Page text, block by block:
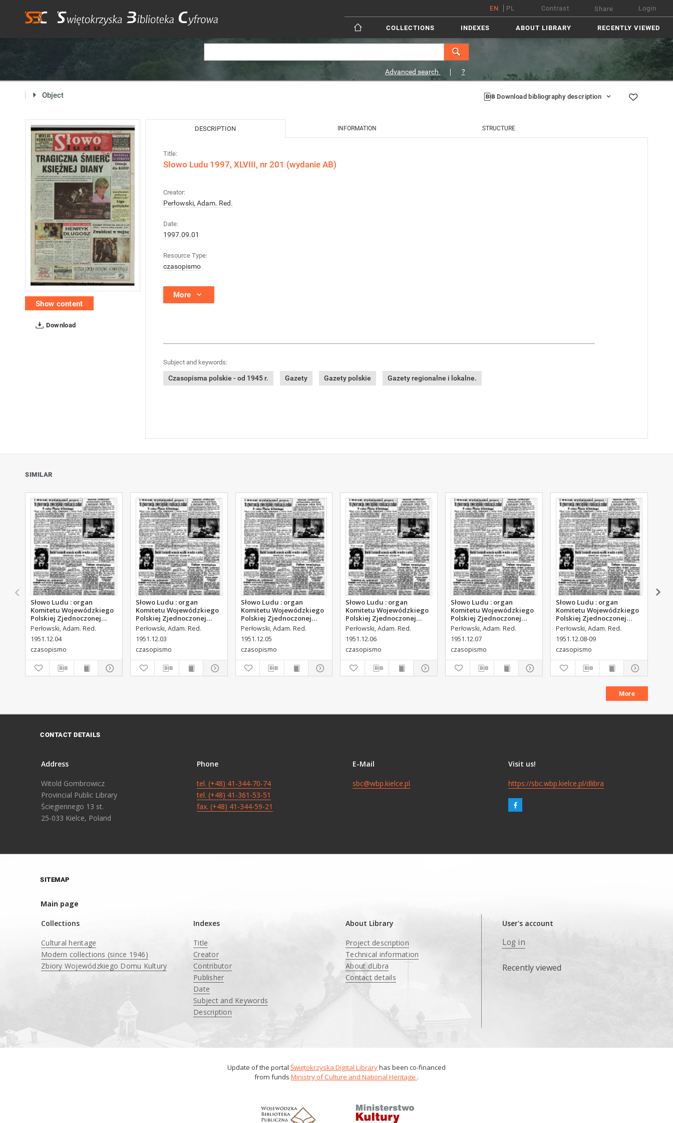
EN PL Contrast Share Login
COLLECTIONS INDEXES ABOUT LIBRARY RECENTLY VIEWED
Advanced search ?
Object Download bibliography description
Show content
Download
DESCRIPTION INFORMATION STRUCTURE
Title:
Słowo Ludu 1997, XLVIII, nr 201 (wydanie AB)
Creator:
Perłowski, Adam. Red.
Date:
1997.09.01
Resource Type:
czasopismo
More
Subject and keywords:
Czasopisma polskie - od 1945 r. Gazety Gazety polskie Gazety regionalne i lokalne.
SIMILAR
Słowo Ludu : organ
Komitetu Wojewódzkiego
Polskiej Zjednoczonej
Partii Robotniczej, 1951,
R.3, nr 313
Perłowski, Adam. Red.
1951.12.04
czasopismo
Słowo Ludu : organ
Komitetu Wojewódzkiego
Polskiej Zjednoczonej
Partii Robotniczej, 1951,
R.3, nr 312
Perłowski, Adam. Red.
1951.12.03
czasopismo
Słowo Ludu : organ
Komitetu Wojewódzkiego
Polskiej Zjednoczonej
Partii Robotniczej, 1951,
R.3, nr 314
Perłowski, Adam. Red.
1951.12.05
czasopismo
Słowo Ludu : organ
Komitetu Wojewódzkiego
Polskiej Zjednoczonej
Partii Robotniczej, 1951,
R.3, nr 315
Perłowski, Adam. Red.
1951.12.06
czasopismo
Słowo Ludu : organ
Komitetu Wojewódzkiego
Polskiej Zjednoczonej
Partii Robotniczej, 1951,
R.3, nr 316
Perłowski, Adam. Red.
1951.12.07
czasopismo
Słowo Ludu : organ
Komitetu Wojewódzkiego
Polskiej Zjednoczonej
Partii Robotniczej, 1951,
R.3, nr 317
Perłowski, Adam. Red.
1951.12.08-09
czasopismo
More
CONTACT DETAILS
Address
Witold Gombrowicz
Provincial Public Library
Ściegiennego 13 st.
25-033 Kielce, Poland
Phone
tel. (+48) 41-344-70-74
tel. (+48) 41-361-53-51
fax. (+48) 41-344-59-21
E-Mail
sbc@wbp.kielce.pl
Visit us!
https://sbc.wbp.kielce.pl/dlibra
SITEMAP
Main page
Collections
Cultural heritage
Modern collections (since 1946)
Zbiory Wojewódzkiego Domu Kultury
Indexes
Title
Creator
Contributor
Publisher
Date
Subject and Keywords
Description
About Library
Project description
Technical information
About dLibra
Contact details
User's account
Log in
Recently viewed
Update of the portal Świętokrzyska Digital Libraryhas been co-financed
from funds Ministry of Culture and National Heritage .